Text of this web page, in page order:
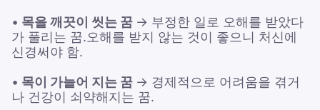
• 목을 깨끗이 씻는 꿈 → 부정한 일로 오해를 받았다
가 풀리는 꿈.오해를 받지 않는 것이 좋으니 처신에
신경써야 함.
• 목이 가늘어 지는 꿈 → 경제적으로 어려움을 겪거
나 건강이 쇠약해지는 꿈.